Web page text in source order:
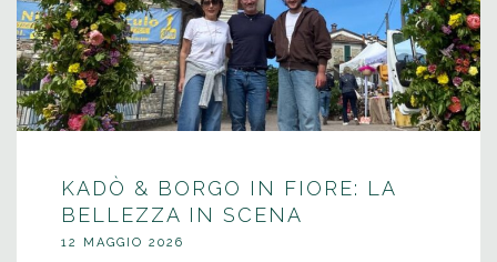
KADÒ & BORGO IN FIORE: LA
BELLEZZA IN SCENA
12 MAGGIO 2026